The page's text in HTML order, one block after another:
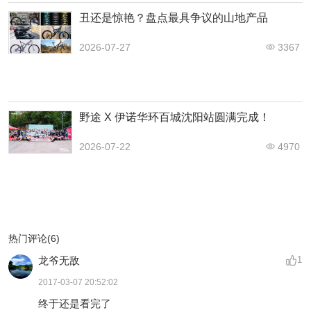
丑还是惊艳？盘点最具争议的山地产品
2026-07-27 3367
野途 X 伊诺华环百城沈阳站圆满完成！
2026-07-22 4970
热门评论(6)
1
龙爷无敌
2017-03-07 20:52:02
终于还是看完了